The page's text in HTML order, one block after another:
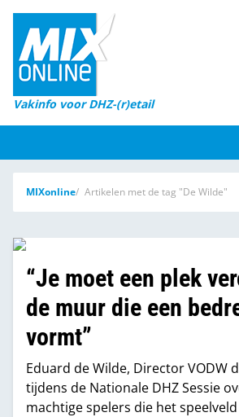
Vakinfo voor DHZ-(r)etail
Home
Magazines
DHZ Sessie
Marktcijfers
Word abonnee
Partners
MIXonline Artikelen met de tag "De Wilde"
“Je moet een plek
de muur die een
vormt”
Eduard de Wilde, Director VODW
tijdens de Nationale DHZ Sessie
machtige spelers die het